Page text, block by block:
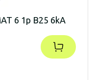
6 1p B25 6kA